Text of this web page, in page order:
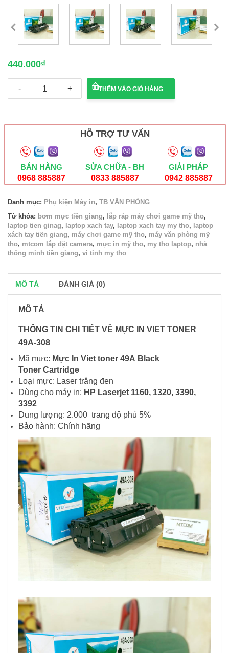
440.000₫
mực
máy
308
số
lượng
THÊM VÀO GIỎ HÀNG
HỖ TRỢ TƯ VẤN
BÁN HÀNG
0968 885887
SỬA CHỮA - BH
0833 885887
GIẢI PHÁP
0942 885887
Danh mục: Phụ kiện Máy in, TB VĂN PHÒNG
Từ khóa: bơm mực tiền giang, lắp ráp máy chơi game mỹ tho,
laptop tien ginag, laptop xach tay, laptop xach tay my tho, laptop
xách tay tiền giang, máy chơi game mỹ tho, máy văn phòng mỹ
tho, mtcom lắp đặt camera, mực in mỹ tho, my tho laptop, nhà
thông minh tiền giang, vi tinh my tho
MÔ TẢ ĐÁNH GIÁ (0)
MÔ TẢ
THÔNG TIN CHI TIẾT VỀ MỰC IN VIET TONER
49A-308
Mã mực: Mực In Viet toner 49A Black
Toner Cartridge
Loại mực: Laser trắng đen
Dùng cho máy in: HP Laserjet 1160, 1320, 3390,
3392
Dung lượng: 2.000 trang độ phủ 5%
Bảo hành: Chính hãng